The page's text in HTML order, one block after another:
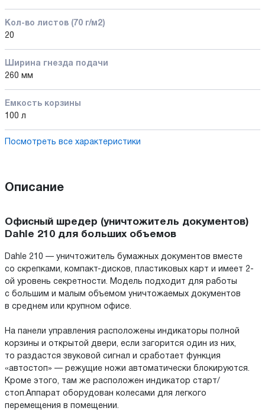
Кол-во листов (70 г/м2)
20
Ширина гнезда подачи
260 мм
Емкость корзины
100 л
Посмотреть все характеристики
Описание
Офисный шредер (уничтожитель документов)
Dahle 210 для больших объемов
Dahle 210 — уничтожитель бумажных документов вместе
со скрепками, компакт-дисков, пластиковых карт и имеет 2-
ой уровень секретности. Модель подходит для работы
с большим и малым объемом уничтожаемых документов
в среднем или крупном офисе.
На панели управления расположены индикаторы полной
корзины и открытой двери, если загорится один из них,
то раздастся звуковой сигнал и сработает функция
«автостоп» — режущие ножи автоматически блокируются.
Кроме этого, там же расположен индикатор старт/
стоп.Аппарат оборудован колесами для легкого
перемещения в помещении.